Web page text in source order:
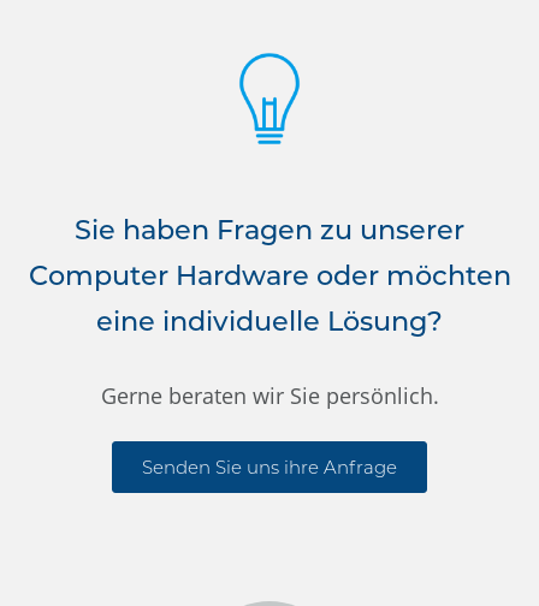
Sie haben Fragen zu unserer
Computer Hardware oder möchten
eine individuelle Lösung?
Gerne beraten wir Sie persönlich.
Senden Sie uns ihre Anfrage